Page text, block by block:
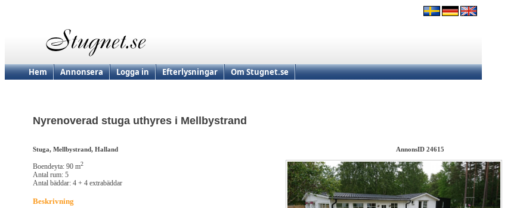
Hem Annonsera Logga in Efterlysningar Om Stugnet.se
Nyrenoverad stuga uthyres i Mellbystrand
Stuga, Mellbystrand, Halland AnnonsID 24615
Boendeyta: 90 m2
Antal rum: 5
Antal bäddar: 4 + 4 extrabäddar
Beskrivning